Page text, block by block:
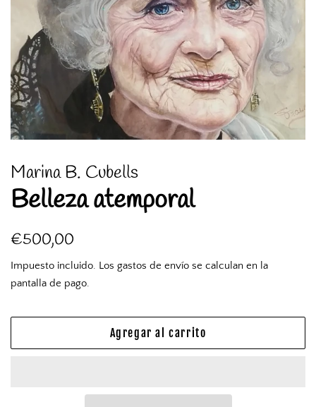
Marina B. Cubells
Belleza atemporal
Precio
€500,00
Impuesto incluido. Los gastos de envío se calculan en la
pantalla de pago.
Agregar al carrito